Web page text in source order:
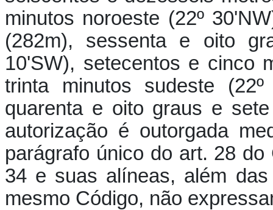
minutos noroeste (22º
(282m), sessenta e oito
10'SW), setecentos e cinco
trinta minutos sudeste
quarenta e oito graus e
autorização é outorgada
parágrafo único do art. 28
34 e suas alíneas, além
mesmo Código, não